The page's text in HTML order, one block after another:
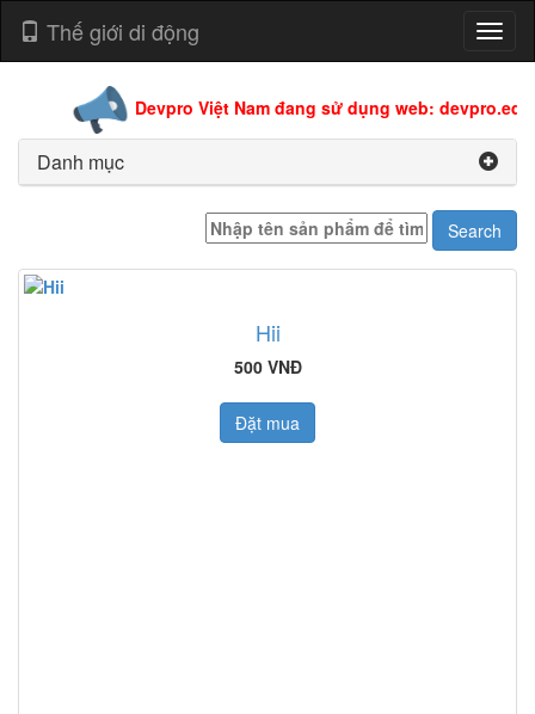
Thế giới di động
Devpro Việt Nam đang sử dụng web:
Danh mục
Hii
500 VNĐ
Đặt mua